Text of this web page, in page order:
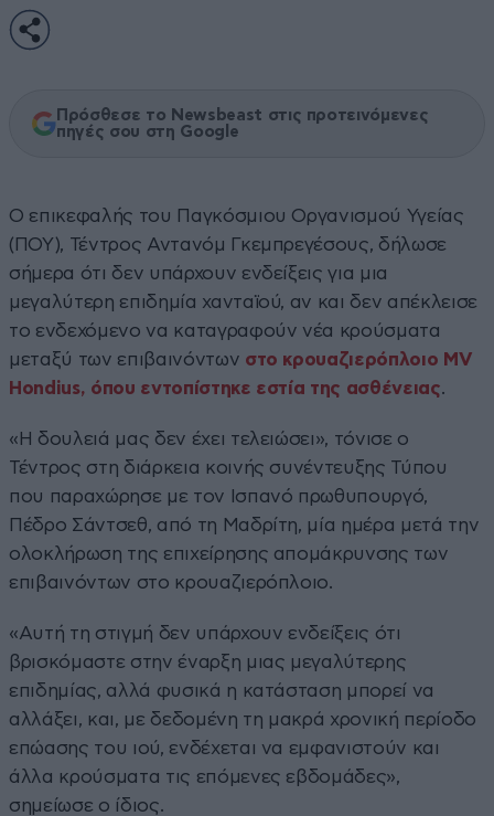
Πρόσθεσε το Newsbeast στις προτεινόμενες
πηγές σου στη Google
Ο επικεφαλής του Παγκόσμιου Οργανισμού Υγείας
(ΠΟΥ), Τέντρος Αντανόμ Γκεμπρεγέσους, δήλωσε
σήμερα ότι δεν υπάρχουν ενδείξεις για μια
μεγαλύτερη επιδημία χανταϊού, αν και δεν απέκλεισε
το ενδεχόμενο να καταγραφούν νέα κρούσματα
μεταξύ των επιβαινόντων στο κρουαζιερόπλοιο MV
Hondius, όπου εντοπίστηκε εστία της ασθένειας.
«Η δουλειά μας δεν έχει τελειώσει», τόνισε ο
Τέντρος στη διάρκεια κοινής συνέντευξης Τύπου
που παραχώρησε με τον Ισπανό πρωθυπουργό,
Πέδρο Σάντσεθ, από τη Μαδρίτη, μία ημέρα μετά την
ολοκλήρωση της επιχείρησης απομάκρυνσης των
επιβαινόντων στο κρουαζιερόπλοιο.
«Αυτή τη στιγμή δεν υπάρχουν ενδείξεις ότι
βρισκόμαστε στην έναρξη μιας μεγαλύτερης
επιδημίας, αλλά φυσικά η κατάσταση μπορεί να
αλλάξει, και, με δεδομένη τη μακρά χρονική περίοδο
επώασης του ιού, ενδέχεται να εμφανιστούν και
άλλα κρούσματα τις επόμενες εβδομάδες»,
σημείωσε ο ίδιος.